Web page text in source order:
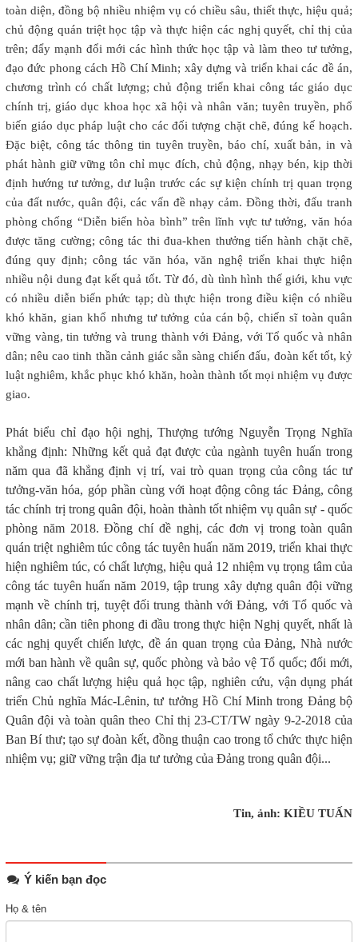
toàn diện, đồng bộ nhiều nhiệm vụ có chiều sâu, thiết thực, hiệu quả;
chủ động quán triệt học tập và thực hiện các nghị quyết, chỉ thị của
trên; đẩy mạnh đổi mới các hình thức học tập và làm theo tư tưởng,
đạo đức phong cách Hồ Chí Minh; xây dựng và triển khai các đề án,
chương trình có chất lượng; chủ động triển khai công tác giáo dục
chính trị, giáo dục khoa học xã hội và nhân văn; tuyên truyền, phổ
biến giáo dục pháp luật cho các đối tượng chặt chẽ, đúng kế hoạch.
Đặc biệt, công tác thông tin tuyên truyền, báo chí, xuất bản, in và
phát hành giữ vững tôn chỉ mục đích, chủ động, nhạy bén, kịp thời
định hướng tư tưởng, dư luận trước các sự kiện chính trị quan trọng
của đất nước, quân đội, các vấn đề nhạy cảm. Đồng thời, đấu tranh
phòng chống “Diễn biến hòa bình” trên lĩnh vực tư tưởng, văn hóa
được tăng cường; công tác thi đua-khen thưởng tiến hành chặt chẽ,
đúng quy định; công tác văn hóa, văn nghệ triển khai thực hiện
nhiều nội dung đạt kết quả tốt. Từ đó, dù tình hình thế giới, khu vực
có nhiều diễn biến phức tạp; dù thực hiện trong điều kiện có nhiều
khó khăn, gian khổ nhưng tư tưởng của cán bộ, chiến sĩ toàn quân
vững vàng, tin tưởng và trung thành với Đảng, với Tổ quốc và nhân
dân; nêu cao tinh thần cảnh giác sẵn sàng chiến đấu, đoàn kết tốt, kỷ
luật nghiêm, khắc phục khó khăn, hoàn thành tốt mọi nhiệm vụ được
giao.
Phát biểu chỉ đạo hội nghị, Thượng tướng Nguyễn Trọng Nghĩa
khẳng định: Những kết quả đạt được của ngành tuyên huấn trong
năm qua đã khẳng định vị trí, vai trò quan trọng của công tác tư
tưởng-văn hóa, góp phần cùng với hoạt động công tác Đảng, công
tác chính trị trong quân đội, hoàn thành tốt nhiệm vụ quân sự - quốc
phòng năm 2018. Đồng chí đề nghị, các đơn vị trong toàn quân
quán triệt nghiêm túc công tác tuyên huấn năm 2019, triển khai thực
hiện nghiêm túc, có chất lượng, hiệu quả 12 nhiệm vụ trọng tâm của
công tác tuyên huấn năm 2019, tập trung xây dựng quân đội vững
mạnh về chính trị, tuyệt đối trung thành với Đảng, với Tổ quốc và
nhân dân; cần tiên phong đi đầu trong thực hiện Nghị quyết, nhất là
các nghị quyết chiến lược, đề án quan trọng của Đảng, Nhà nước
mới ban hành về quân sự, quốc phòng và bảo vệ Tổ quốc; đổi mới,
nâng cao chất lượng hiệu quả học tập, nghiên cứu, vận dụng phát
triển Chủ nghĩa Mác-Lênin, tư tưởng Hồ Chí Minh trong Đảng bộ
Quân đội và toàn quân theo Chỉ thị 23-CT/TW ngày 9-2-2018 của
Ban Bí thư; tạo sự đoàn kết, đồng thuận cao trong tổ chức thực hiện
nhiệm vụ; giữ vững trận địa tư tưởng của Đảng trong quân đội...
Tin, ảnh: KIỀU TUẤN
Ý kiến bạn đọc
Họ & tên